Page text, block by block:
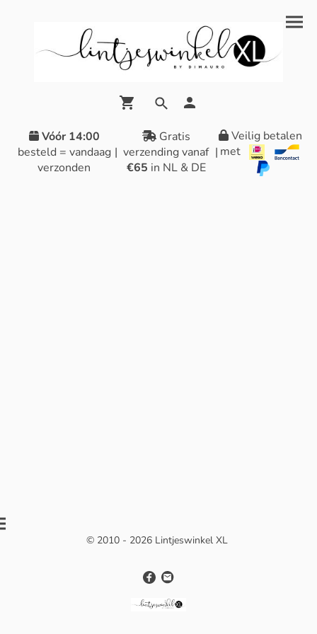
Vóór 14:00
besteld = vandaag
verzonden
|
Gratis
verzending vanaf
€65 in NL & DE
|
Veilig betalen
met
© 2010 - 2026 Lintjeswinkel XL